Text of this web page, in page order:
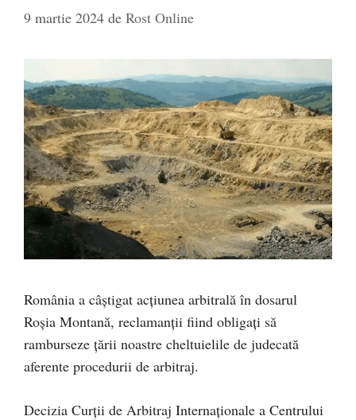
9 martie 2024 de Rost Online
România a câștigat acțiunea arbitrală în dosarul
Roșia Montană, reclamanții fiind obligați să
ramburseze țării noastre cheltuielile de judecată
aferente procedurii de arbitraj.
Decizia Curţii de Arbitraj Internaţionale a Centrului